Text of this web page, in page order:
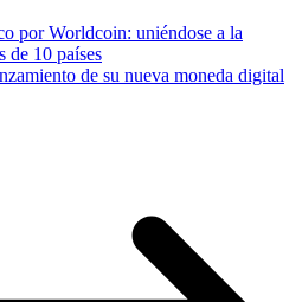
por Worldcoin: uniéndose a la
de 10 países
de su nueva moneda digital